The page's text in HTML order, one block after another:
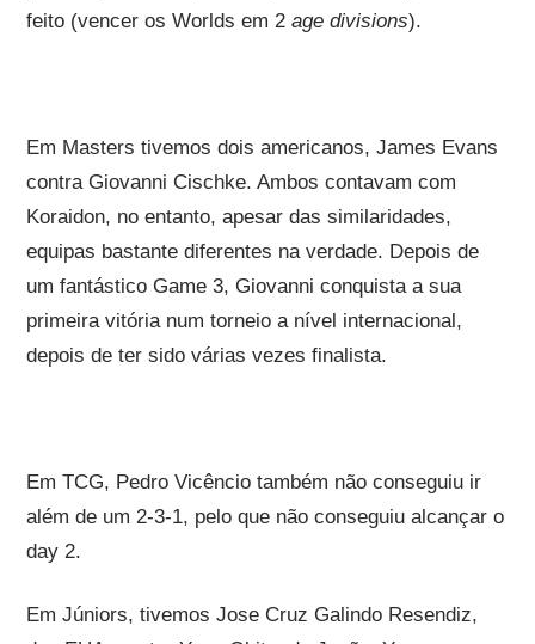
feito (vencer os Worlds em 2 age divisions).
Em Masters tivemos dois americanos, James Evans
contra Giovanni Cischke. Ambos contavam com
Koraidon, no entanto, apesar das similaridades,
equipas bastante diferentes na verdade. Depois de
um fantástico Game 3, Giovanni conquista a sua
primeira vitória num torneio a nível internacional,
depois de ter sido várias vezes finalista.
Em TCG, Pedro Vicêncio também não conseguiu ir
além de um 2-3-1, pelo que não conseguiu alcançar o
day 2.
Em Júniors, tivemos Jose Cruz Galindo Resendiz,